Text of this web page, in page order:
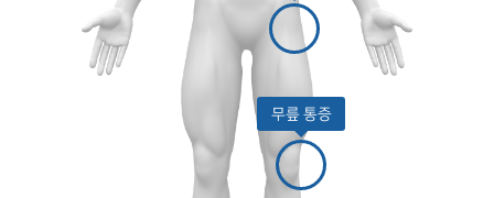
무릎 통증